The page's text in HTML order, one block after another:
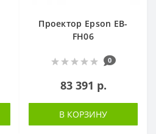
Проектор Epson EB-
FH06
0
83 391 р.
В КОРЗИНУ